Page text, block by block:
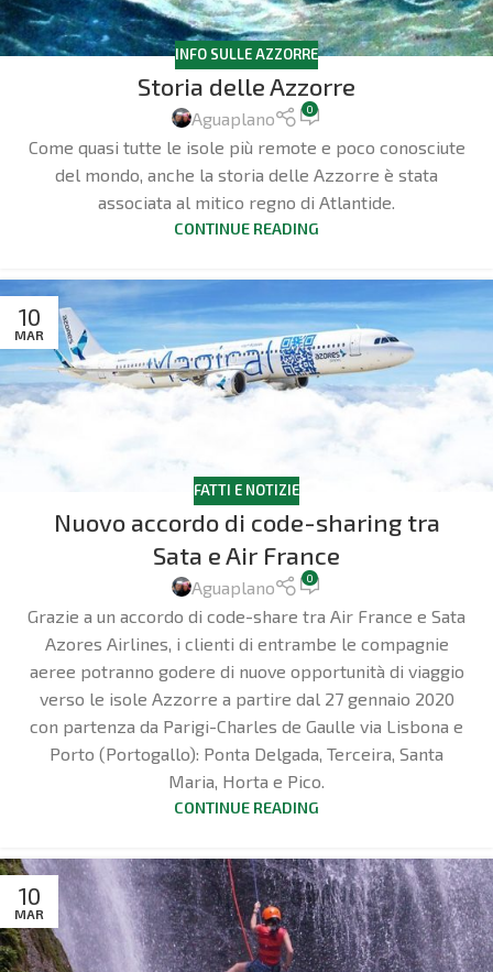
INFO SULLE AZZORRE
Storia delle Azzorre
Aguaplano 0
Come quasi tutte le isole più remote e poco conosciute
del mondo, anche la storia delle Azzorre è stata
associata al mitico regno di Atlantide.
CONTINUE READING
10
MAR
FATTI E NOTIZIE
Nuovo accordo di code-sharing tra
Sata e Air France
Aguaplano 0
Grazie a un accordo di code-share tra Air France e Sata
Azores Airlines, i clienti di entrambe le compagnie
aeree potranno godere di nuove opportunità di viaggio
verso le isole Azzorre a partire dal 27 gennaio 2020
con partenza da Parigi-Charles de Gaulle via Lisbona e
Porto (Portogallo): Ponta Delgada, Terceira, Santa
Maria, Horta e Pico.
CONTINUE READING
10
MAR